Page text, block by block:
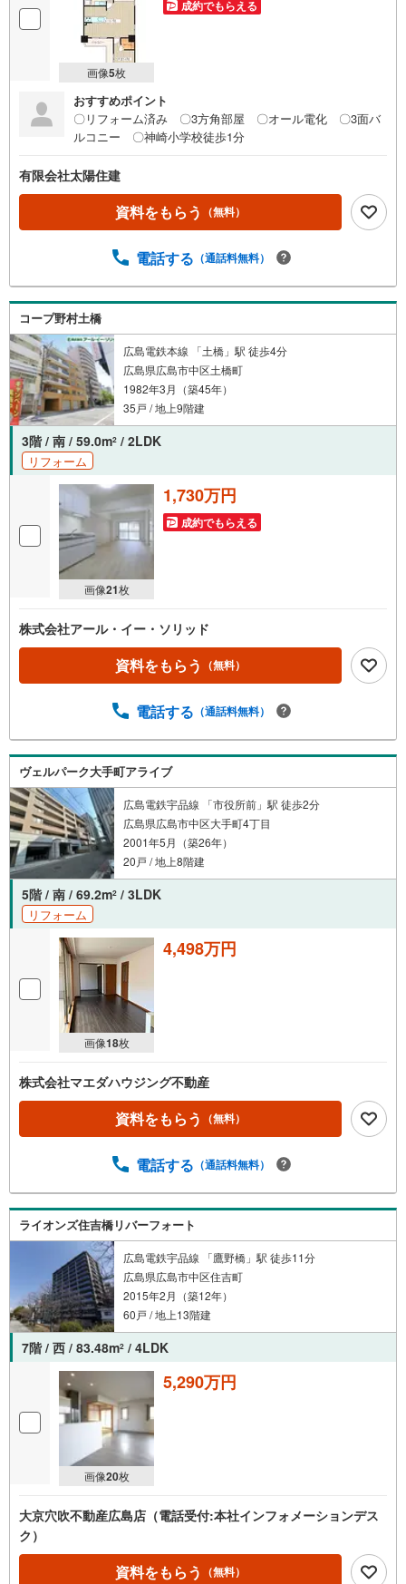
画像5枚
成約でもらえる
おすすめポイント
〇リフォーム済み 〇3方角部屋 〇オール電化 〇3面バ
ルコニー 〇神崎小学校徒歩1分
有限会社太陽住建
資料をもらう （無料）
電話する （通話料無料）
コープ野村土橋
広島電鉄本線 「土橋」駅 徒歩4分
広島県広島市中区土橋町
1982年3月（築45年）
35戸 / 地上9階建
3階 / 南 / 59.0m2 / 2LDK
リフォーム
画像21枚
1,730万円
成約でもらえる
株式会社アール・イー・ソリッド
資料をもらう （無料）
電話する （通話料無料）
ヴェルパーク大手町アライブ
広島電鉄宇品線 「市役所前」駅 徒歩2分
広島県広島市中区大手町4丁目
2001年5月（築26年）
20戸 / 地上8階建
5階 / 南 / 69.2m2 / 3LDK
リフォーム
画像18枚
4,498万円
株式会社マエダハウジング不動産
資料をもらう （無料）
電話する （通話料無料）
ライオンズ住吉橋リバーフォート
広島電鉄宇品線 「鷹野橋」駅 徒歩11分
広島県広島市中区住吉町
2015年2月（築12年）
60戸 / 地上13階建
7階 / 西 / 83.48m2 / 4LDK
画像20枚
5,290万円
大京穴吹不動産広島店（電話受付:本社インフォメーションデス
ク）
資料をもらう （無料）